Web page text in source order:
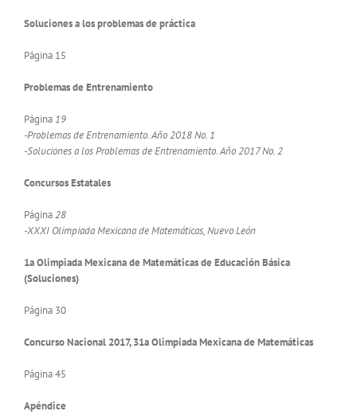
Soluciones a los problemas de práctica
Página 15
Problemas de Entrenamiento
Página 19
-Problemas de Entrenamiento. Año 2018 No. 1
-Soluciones a los Problemas de Entrenamiento. Año 2017 No. 2
Concursos Estatales
Página28
-XXXI Olimpiada Mexicana de Matemáticas, Nuevo León
1a Olimpiada Mexicana de Matemáticas de Educación Básica
(Soluciones)
Página 30
Concurso Nacional 2017, 31a Olimpiada Mexicana de Matemáticas
Página 45
Apéndice